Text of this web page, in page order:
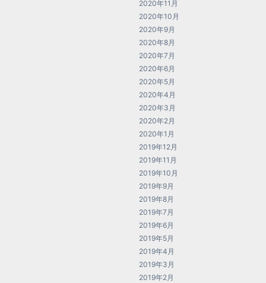
2020年11月
2020年10月
2020年9月
2020年8月
2020年7月
2020年6月
2020年5月
2020年4月
2020年3月
2020年2月
2020年1月
2019年12月
2019年11月
2019年10月
2019年9月
2019年8月
2019年7月
2019年6月
2019年5月
2019年4月
2019年3月
2019年2月